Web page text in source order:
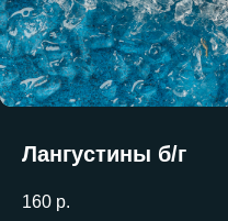
Лангустины б/г
160 р.